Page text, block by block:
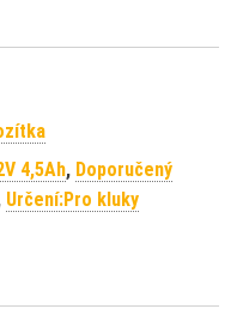
4,5Ah, Doporučený
Určení:Pro kluky